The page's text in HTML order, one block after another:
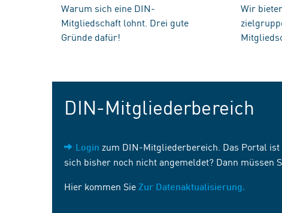
Warum sich eine DIN-
Mitgliedschaft lohnt. Drei gute
Gründe dafür!
Wir
DIN-Mitgliederbereich
Login zum DIN-Mitgliederbereich. Das Portal
sich bisher noch nicht angemeldet? Dann müssen
Hier kommen Sie Zur Datenaktualisierung.